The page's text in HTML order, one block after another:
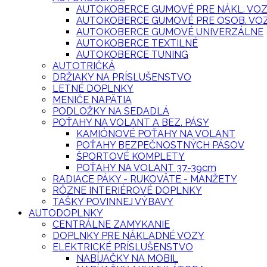
AUTOKOBERCE GUMOVÉ PRE NÁKL.
AUTOKOBERCE GUMOVÉ PRE OSOB.
AUTOKOBERCE GUMOVÉ UNIVERZÁLNE
AUTOKOBERCE TEXTILNÉ
AUTOKOBERCE TUNING
AUTOTRIČKÁ
DRŽIAKY NA PRÍSLUŠENSTVO
LETNÉ DOPLNKY
MENIČE NAPÄTIA
PODLOŽKY NA SEDADLÁ
POŤAHY NA VOLANT A BEZ. PÁSY
KAMIÓNOVÉ POŤAHY NA VOLANT
POŤAHY BEZPEČNOSTNÝCH PÁSOV
ŠPORTOVÉ KOMPLETY
POŤAHY NA VOLANT 37-39cm
RADIACE PÁKY - RUKOVÄTE - MANŽETY
RÔZNE INTERIÉROVÉ DOPLNKY
TAŠKY POVINNEJ VÝBAVY
AUTODOPLNKY
CENTRÁLNE ZAMYKANIE
DOPLNKY PRE NÁKLADNÉ VOZY
ELEKTRICKÉ PRÍSLUŠENSTVO
NABÍJAČKY NA MOBIL